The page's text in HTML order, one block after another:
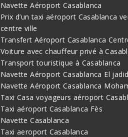
Navette Aéroport Casablanca
Prix d’un taxi aéroport Casablanca
centre ville
Transfert Aéroport Casablanca
Voiture avec chauffeur privé à
Transport touristique à Casablanca
Navette Aéroport Casablanca El
Navette Aéroport Casablanca
Taxi Casa voyageurs aéroport
Taxi aéroport Casablanca Fès
Navette Casablanca
Taxi aeroport Casablanca